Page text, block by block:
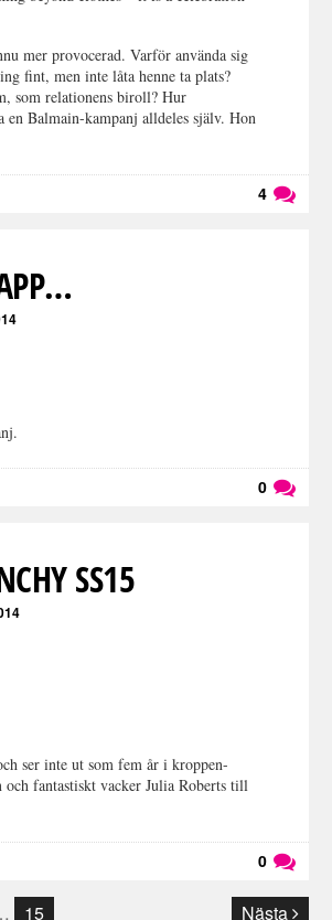
mer provocerad. Varför använda sig
fint, men inte låta henne ta plats?
som relationens biroll? Hur
en Balmain-kampanj alldeles själv. Hon
4
0
SS15
ser inte ut som fem år i kroppen-
fantastiskt vacker Julia Roberts till
0
Läs kommentarer (0)
15 Nästa